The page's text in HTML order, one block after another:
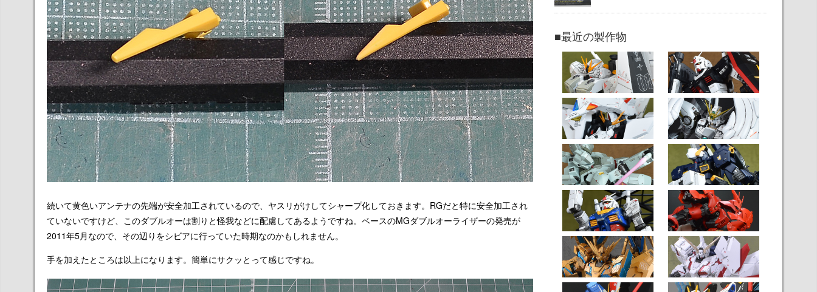
続いて黄色いアンテナの先端が安全加工されているので、ヤスリがけしてシャープ化しておきます。RGだと特に安全加工され
ていないですけど、このダブルオーは割りと怪我などに配慮してあるようですね。ベースのMGダブルオーライザーの発売が
2011年5月なので、その辺りをシビアに行っていた時期なのかもしれません。
手を加えたところは以上になります。簡単にサクッとって感じですね。
■最近の製作物